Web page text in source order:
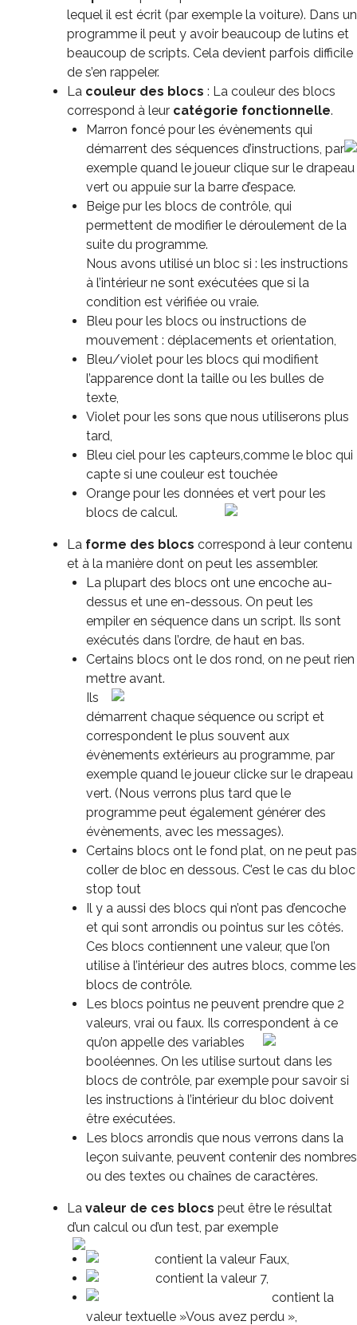
lequel il est écrit (par exemple la voiture). Dans un
programme il peut y avoir beaucoup de lutins et
beaucoup de scripts. Cela devient parfois difficile
de s’en rappeler.
La couleur des blocs : La couleur des blocs
correspond à leur catégorie fonctionnelle.
Marron foncé pour les évènements qui
démarrent des séquences d’instructions, par
exemple quand le joueur clique sur le drapeau
vert ou appuie sur la barre d’espace.
Beige pur les blocs de contrôle, qui
permettent de modifier le déroulement de la
suite du programme.
Nous avons utilisé un bloc si : les instructions
à l’intérieur ne sont exécutées que si la
condition est vérifiée ou vraie.
Bleu pour les blocs ou instructions de
mouvement : déplacements et orientation,
Bleu/violet pour les blocs qui modifient
l’apparence dont la taille ou les bulles de
texte,
Violet pour les sons que nous utiliserons plus
tard,
Bleu ciel pour les capteurs,comme le bloc qui
capte si une couleur est touchée
Orange pour les données et vert pour les
blocs de calcul.
La forme des blocs correspond à leur contenu
et à la manière dont on peut les assembler.
La plupart des blocs ont une encoche au-
dessus et une en-dessous. On peut les
empiler en séquence dans un script. Ils sont
exécutés dans l’ordre, de haut en bas.
Certains blocs ont le dos rond, on ne peut rien
mettre avant.
Ils
démarrent chaque séquence ou script et
correspondent le plus souvent aux
évènements extérieurs au programme, par
exemple quand le joueur clicke sur le drapeau
vert. (Nous verrons plus tard que le
programme peut également générer des
évènements, avec les messages).
Certains blocs ont le fond plat, on ne peut pas
coller de bloc en dessous. C’est le cas du bloc
stop tout
Il y a aussi des blocs qui n’ont pas d’encoche
et qui sont arrondis ou pointus sur les côtés.
Ces blocs contiennent une valeur, que l’on
utilise à l’intérieur des autres blocs, comme les
blocs de contrôle.
Les blocs pointus ne peuvent prendre que 2
valeurs, vrai ou faux. Ils correspondent à ce
qu’on appelle des variables
booléennes. On les utilise surtout dans les
blocs de contrôle, par exemple pour savoir si
les instructions à l’intérieur du bloc doivent
être exécutées.
Les blocs arrondis que nous verrons dans la
leçon suivante, peuvent contenir des nombres
ou des textes ou chaînes de caractères.
La valeur de ces blocs peut être le résultat
d’un calcul ou d’un test, par exemple
contient la valeur Faux,
contient la valeur 7,
contient la
valeur textuelle »Vous avez perdu »,